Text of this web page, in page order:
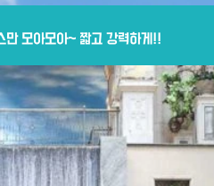
만 모아모아~ 짧고 강력하게!!